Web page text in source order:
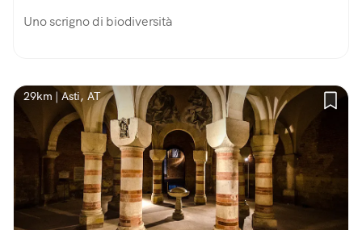
Uno scrigno di biodiversità
29km | Asti, AT